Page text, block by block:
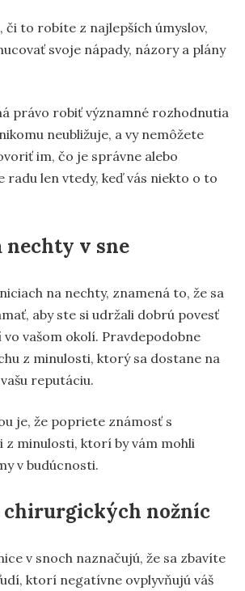
či to robíte z najlepších úmyslov,
svoje nápady, názory a plány
právo robiť významné rozhodnutia
neubližuje, a vy nemôžete
im, čo je správne alebo
radu len vtedy, keď vás niekto o to
nechty v sne
na nechty, znamená to, že sa
aby ste si udržali dobrú povesť
vašom okolí. Pravdepodobne
z minulosti, ktorý sa dostane na
reputáciu.
je, že popriete známosť s
z minulosti, ktorí by vám mohli
v budúcnosti.
chirurgických nožníc
v snoch naznačujú, že sa zbavíte
ktorí negatívne ovplyvňujú váš